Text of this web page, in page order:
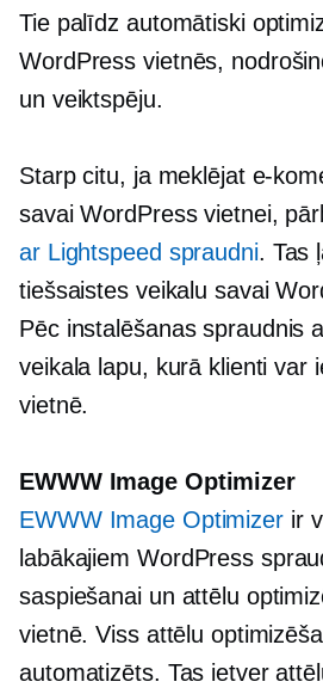
Tie palīdz automātiski
WordPress vietnēs,
un veiktspēju.
Starp citu, ja meklējat e-
savai WordPress vietnei,
ar Lightspeed spraudni. Tas
tiešsaistes veikalu savai
Pēc instalēšanas spraudnis
veikala lapu, kurā klienti var
vietnē.
EWWW Image Optimizer
EWWW Image Optimizer ir
labākajiem WordPress
saspiešanai un attēlu
vietnē. Viss attēlu
automatizēts. Tas ietver